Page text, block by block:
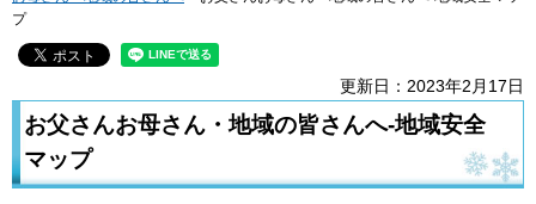
プ
更新日：2023年2月17日
お父さんお母さん・地域の皆さんへ-地域安全
マップ